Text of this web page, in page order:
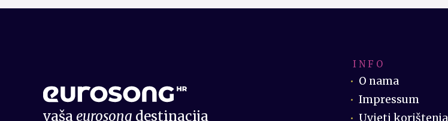
vašaeurosong destinacija
I N F O
O nama
Impressum
Uvjeti korištenja